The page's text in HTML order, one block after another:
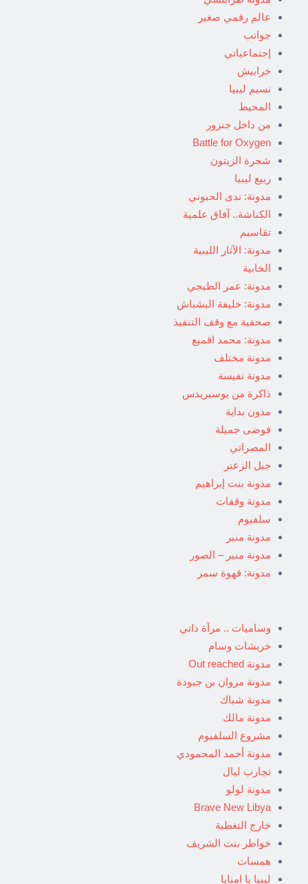
عالم رقمي صغير
جوانب
إجتماعياتي
خرابيش
نسيم ليبيا
المحيط
من داخل جنزور
Battle for Oxygen
شجرة الزيتون
ربيع ليبيا
مدونة: ندى الحبوني
الكناشة.. آفاق علمية
تقاسيم
مدونة: الآثار الليبية
الخابية
مدونة: عمر الطبجي
مدونة: خليفة البشباش
صحفية مع وقف التنفيذ
مدونة: محمد اقميع
مدونة مختلف
مدونة نفيسة
ذاكرة من يوسبريدس
مدون بداية
فوضى جميلة
المصراتي
جبل الزعتر
مدونة بنت إبراهيم
مدونة وقفات
سلفيوم
مدونة منير
مدونة منير – الصور
مدونة: قهوة سمر
وساميات .. مرآة ذاتي
خربشات وسام
مدونة Out reached
مدونة مروان بن جبودة
مدونة شباك
مدونة مالك
مشروع السلفيوم
مدونة أحمد المحمودي
تجارب ليال
مدونة لولو
Brave New Libya
خارج التغطية
خواطر بنت الشريف
همسات
ليبيا يا امنايا